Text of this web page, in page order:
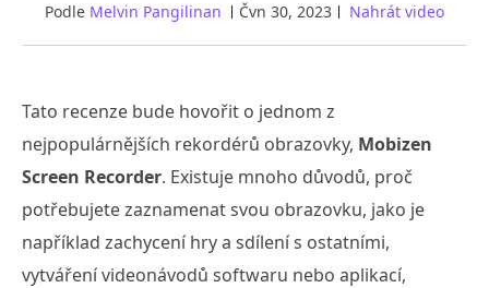
Podle Melvin Pangilinan Čvn 30, 2023 Nahrát video
Tato recenze bude hovořit o jednom z
nejpopulárnějších rekordérů obrazovky, Mobizen
Screen Recorder. Existuje mnoho důvodů, proč
potřebujete zaznamenat svou obrazovku, jako je
například zachycení hry a sdílení s ostatními,
vytváření videonávodů softwaru nebo aplikací,